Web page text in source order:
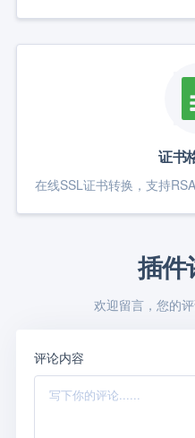
证书
插
欢迎留言，您的
评论内容